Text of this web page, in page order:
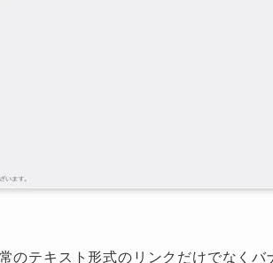
のテキスト形式のリンクだけでなくバ